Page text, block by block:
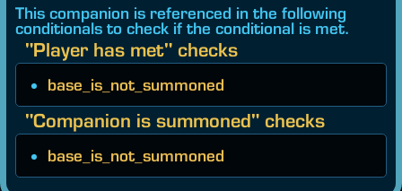
This companion is referenced in the following
conditionals to check if the conditional is met.
"Player has met" checks
base_is_not_summoned
"Companion is summoned" checks
base_is_not_summoned